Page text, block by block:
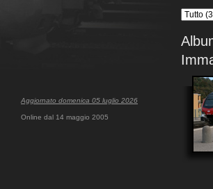
Aggiornato domenica 05 luglio 2026
Online dal 14 maggio 2005